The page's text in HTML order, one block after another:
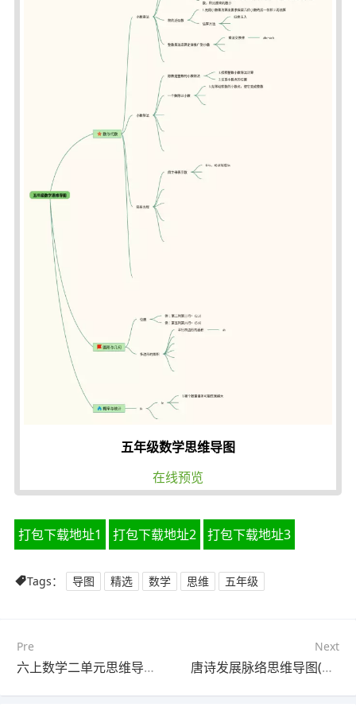
五年级数学思维导图
在线预览
打包下载地址1 打包下载地址2 打包下载地址3
Tags： 导图 精选 数学 思维 五年级
Pre
六上数学二单元思维导图(21张高清版)
Next
唐诗发展脉络思维导图(25张可下载)